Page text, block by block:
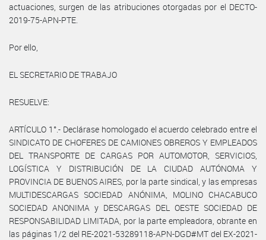
actuaciones, surgen de las atribuciones otorgadas por el DECTO-
2019-75-APN-PTE.
Por ello,
EL SECRETARIO DE TRABAJO
RESUELVE:
ARTÍCULO 1°.- Declárase homologado el acuerdo celebrado entre el
SINDICATO DE CHOFERES DE CAMIONES OBREROS Y EMPLEADOS
DEL TRANSPORTE DE CARGAS POR AUTOMOTOR, SERVICIOS,
LOGÍSTICA Y DISTRIBUCIÓN DE LA CIUDAD AUTÓNOMA Y
PROVINCIA DE BUENOS AIRES, por la parte sindical, y las empresas
MULTIDESCARGAS SOCIEDAD ANÓNIMA, MOLINO CHACABUCO
SOCIEDAD ANONIMA y DESCARGAS DEL OESTE SOCIEDAD DE
RESPONSABILIDAD LIMITADA, por la parte empleadora, obrante en
las páginas 1/2 del RE-2021-53289118-APN-DGD#MT del EX-2021-